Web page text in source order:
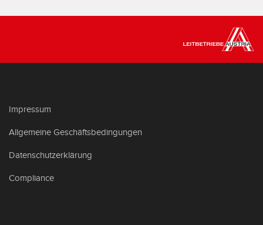
Impressum
Allgemeine Geschäftsbedingungen
Datenschutzerklärung
Compliance